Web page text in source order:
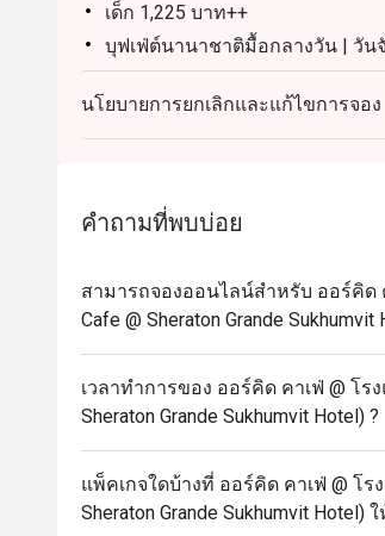
เด็ก 1,225 บาท++
บุฟเฟ่ต์นานาชาติมื้อกลางวัน | วัน
ผู้ใหญ่: 1,600++ บาท ต่อท่าน
เด็ก (อายุ 3 – 12 ปี): 800++ บาท ต่
บุฟเฟ่ต์นานาชาติมื้อกลางวัน | วันเ
เด็ก (อายุ 3 – 12 ปี): 950++ บาท ต่
ผู้ใหญ่: 1,950++ บาท ต่อท่าน
เด็ก (อายุ 3 – 12 ปี): 975++ บาท
ท่าน
เด็ก (3 – 12 ปี): 1,225++ บาท ต่อท่
ส่วนลดใช้ได้เฉพาะราคาบุฟเฟ่ต์
Frequently Asked Questions
นโยบายการยกเลิกและแก้ไขการจอง
คำถามที่พบบ่อย
สามารถจองออนไลน์สำหรับ ออร์คิด
Cafe @ Sheraton Grande
เวลาทำการของ ออร์คิด คาเฟ่ @ โร
Sheraton Grande Sukhumvit Hotel) ?
แพ็คเกจใดบ้างที่ ออร์คิด คาเฟ่ @ โร
Sheraton Grande Sukhumvit Hotel)